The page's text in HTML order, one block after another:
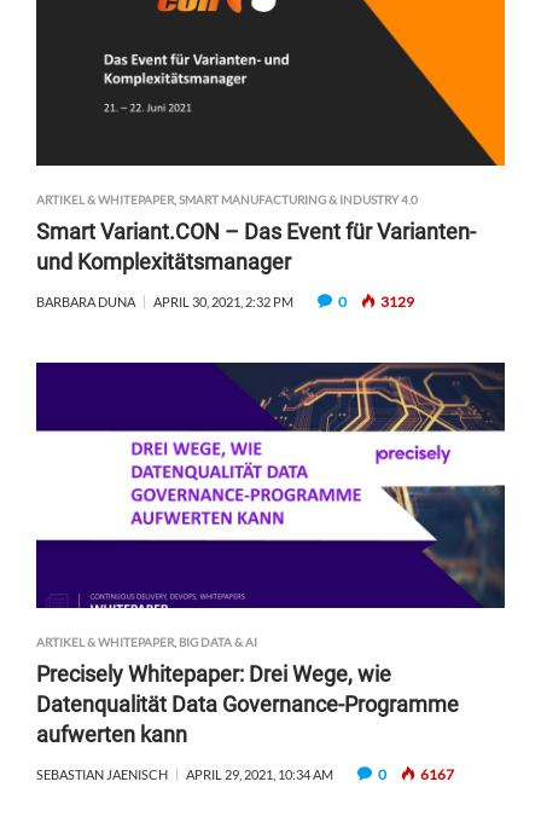
ARTIKEL & WHITEPAPER SMART MANUFACTURING & INDUSTRY 4.0
Smart Variant.CON – Das Event für Varianten-
und Komplexitätsmanager
BARBARA DUNA APRIL 30, 2021, 2:32 PM 0 3129
ARTIKEL & WHITEPAPER BIG DATA & AI
Precisely Whitepaper: Drei Wege, wie
Datenqualität Data Governance-Programme
aufwerten kann
SEBASTIAN JAENISCH APRIL 29, 2021, 10:34 AM 0 6167